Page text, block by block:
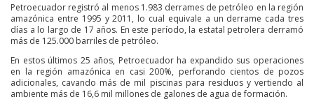
Petroecuador registró al menos 1.983 derrames de petróleo en la región
amazónica entre 1995 y 2011, lo cual equivale a un derrame cada tres
días a lo largo de 17 años. En este período, la estatal petrolera derramó
más de 125.000 barriles de petróleo.
En estos últimos 25 años, Petroecuador ha expandido sus operaciones
en la región amazónica en casi 200%, perforando cientos de pozos
adicionales, cavando más de mil piscinas para residuos y vertiendo al
ambiente más de 16,6 mil millones de galones de agua de formación.